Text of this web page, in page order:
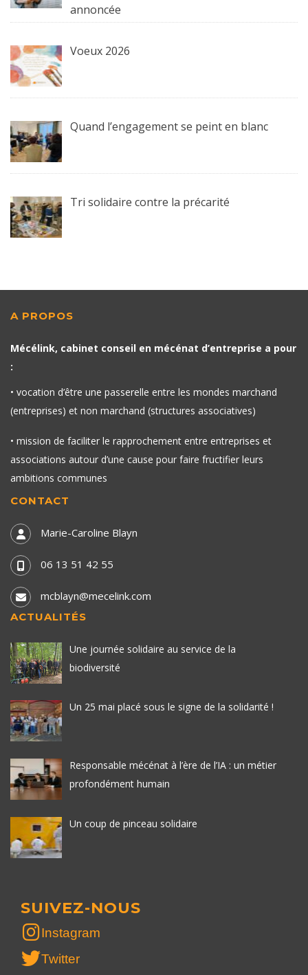
annoncée
Voeux 2026
Quand l’engagement se peint en blanc
Tri solidaire contre la précarité
A PROPOS
Mécélink, cabinet conseil en mécénat d’entreprise a pour
:
• vocation d’être une passerelle entre les mondes marchand
(entreprises) et non marchand (structures associatives)
• mission de faciliter le rapprochement entre entreprises et
associations autour d’une cause pour faire fructifier leurs
ambitions communes
CONTACT
Marie-Caroline Blayn
06 13 51 42 55
mcblayn@mecelink.com
ACTUALITÉS
Une journée solidaire au service de la
biodiversité
Un 25 mai placé sous le signe de la solidarité !
Responsable mécénat à l’ère de l’IA : un métier
profondément humain
Un coup de pinceau solidaire
SUIVEZ-NOUS
Instagram
Twitter